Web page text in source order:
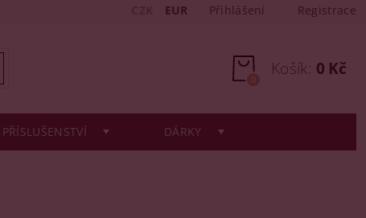
EUR Přihlášení Registrace
Košík: 0 Kč
0
PŘÍSLUŠENSTVÍ DÁRKY